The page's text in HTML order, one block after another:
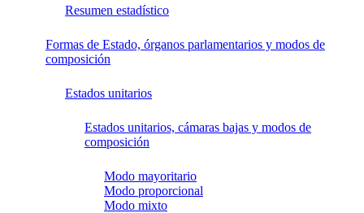
Resumen estadístico
Formas de Estado, órganos parlamentarios y modos de
composición
Estados unitarios
Estados unitarios, cámaras bajas y modos de
composición
Modo mayoritario
Modo proporcional
Modo mixto